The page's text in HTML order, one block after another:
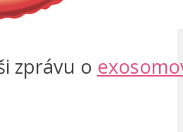
zprávu o